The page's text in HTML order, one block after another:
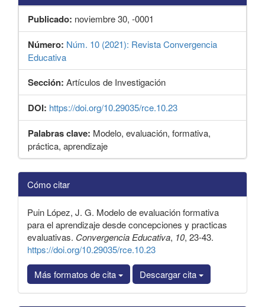
Publicado: noviembre 30, -0001
Número: Núm. 10 (2021): Revista Convergencia
Educativa
Sección: Artículos de Investigación
DOI: https://doi.org/10.29035/rce.10.23
Palabras clave: Modelo, evaluación, formativa,
práctica, aprendizaje
Detalles
del
artículo
Cómo citar
Puin López, J. G. Modelo de evaluación formativa
para el aprendizaje desde concepciones y practicas
evaluativas. Convergencia Educativa, 10, 23-43.
https://doi.org/10.29035/rce.10.23
Más formatos de cita
Descargar cita